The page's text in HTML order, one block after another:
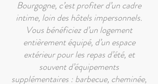
Bourgogne, c’est profiter d’un cadre
intime, loin des hôtels impersonnels.
Vous bénéficiez d’un logement
entièrement équipé, d’un espace
extérieur pour les repas d’été, et
souvent d’équipements
supplémentaires : barbecue, cheminée,